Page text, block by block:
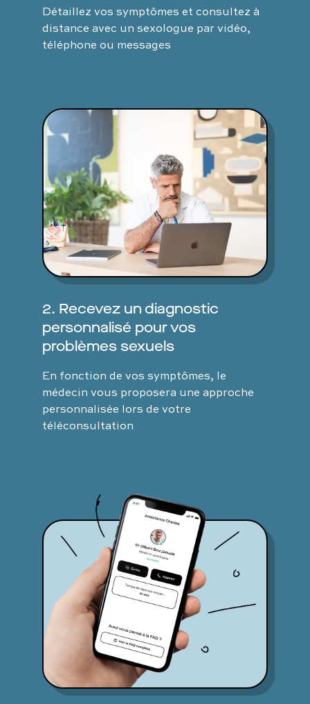
Détaillez vos symptômes et consultez à
distance avec un sexologue par vidéo,
téléphone ou messages
2. Recevez un diagnostic
personnalisé pour vos
problèmes sexuels
En fonction de vos symptômes, le
médecin vous proposera une approche
personnalisée lors de votre
téléconsultation